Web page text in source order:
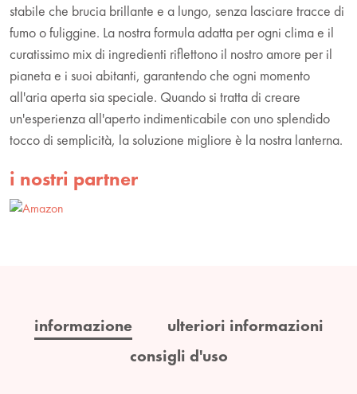
stabile che brucia brillante e a lungo, senza lasciare tracce di
fumo o fuliggine. La nostra formula adatta per ogni clima e il
curatissimo mix di ingredienti riflettono il nostro amore per il
pianeta e i suoi abitanti, garantendo che ogni momento
all'aria aperta sia speciale. Quando si tratta di creare
un'esperienza all'aperto indimenticabile con uno splendido
tocco di semplicità, la soluzione migliore è la nostra lanterna.
i nostri partner
informazione
ulteriori informazioni
consigli d'uso